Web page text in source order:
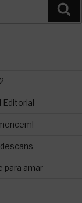
Editorial
para amar